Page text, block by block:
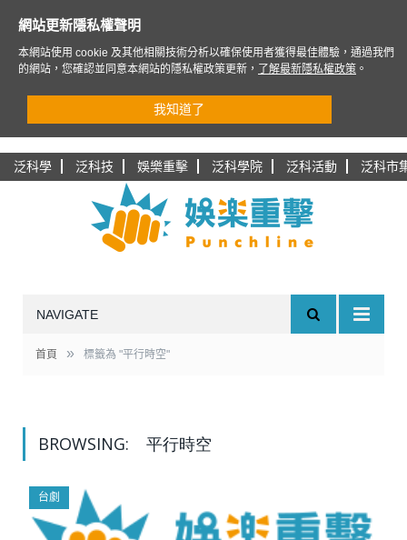
泛科學 泛科技 娛樂重擊 泛科學院 泛科活動 泛科市
NAVIGATE
首頁 » 標籤為 "平行時空"
BROWSING: 平行時空
台劇
網站更新隱私權聲明
本網站使用 cookie 及其他相關技術分析以確保使用者獲得最佳體驗，通過我們
的網站，您確認並同意本網站的隱私權政策更新，
了解最新隱私權政策 。
我知道了